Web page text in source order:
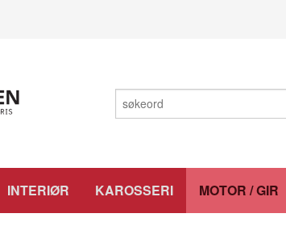
INTERIØR KAROSSERI MOTOR / GIR